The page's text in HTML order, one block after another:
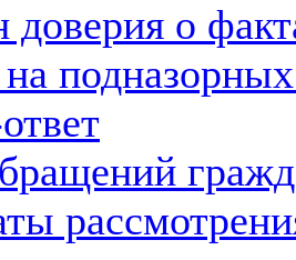
доверия о